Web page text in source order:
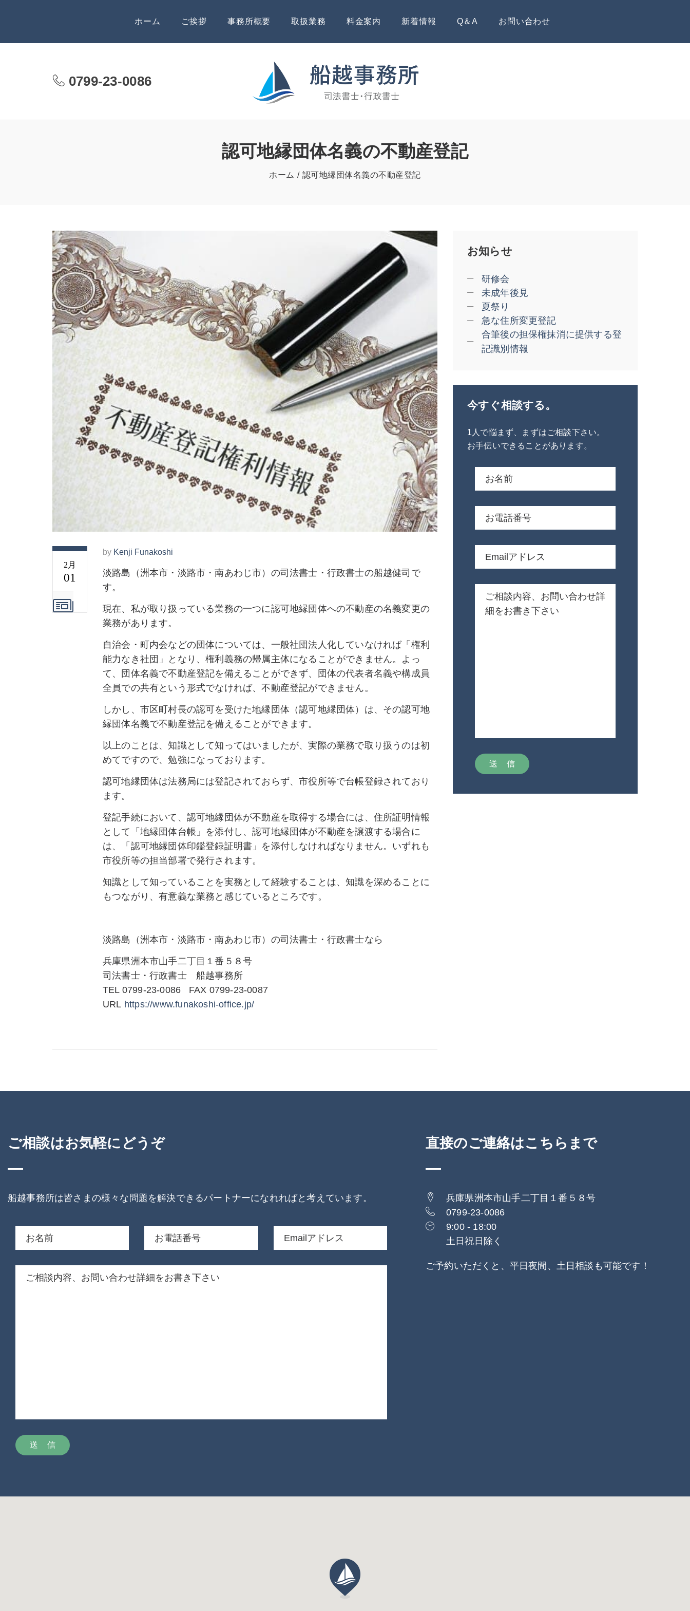
ホーム ご挨拶 事務所概要 取扱業務 料金案内 新着情報 Q＆A お問い合わせ
0799-23-0086
認可地縁団体名義の不動産登記
ホーム 認可地縁団体名義の不動産登記
2月
01
by Kenji Funakoshi
淡路島（洲本市・淡路市・南あわじ市）の司法書士・行政書士の船越健司で
す。
現在、私が取り扱っている業務の一つに認可地縁団体への不動産の名義変更の
業務があります。
自治会・町内会などの団体については、一般社団法人化していなければ「権利
能力なき社団」となり、権利義務の帰属主体になることができません。よっ
て、団体名義で不動産登記を備えることができず、団体の代表者名義や構成員
全員での共有という形式でなければ、不動産登記ができません。
しかし、市区町村長の認可を受けた地縁団体（認可地縁団体）は、その認可地
縁団体名義で不動産登記を備えることができます。
以上のことは、知識として知ってはいましたが、実際の業務で取り扱うのは初
めてですので、勉強になっております。
認可地縁団体は法務局には登記されておらず、市役所等で台帳登録されており
ます。
登記手続において、認可地縁団体が不動産を取得する場合には、住所証明情報
として「地縁団体台帳」を添付し、認可地縁団体が不動産を譲渡する場合に
は、「認可地縁団体印鑑登録証明書」を添付しなければなりません。いずれも
市役所等の担当部署で発行されます。
知識として知っていることを実務として経験することは、知識を深めることに
もつながり、有意義な業務と感じているところです。
淡路島（洲本市・淡路市・南あわじ市）の司法書士・行政書士なら
兵庫県洲本市山手二丁目１番５８号
司法書士・行政書士 船越事務所
TEL 0799-23-0086 FAX 0799-23-0087
URL https://www.funakoshi-office.jp/
お知らせ
研修会
未成年後見
夏祭り
急な住所変更登記
合筆後の担保権抹消に提供する登
記識別情報
今すぐ相談する。
1人で悩まず、まずはご相談下さい。
お手伝いできることがあります。
ご相談はお気軽にどうぞ
船越事務所は皆さまの様々な問題を解決できるパートナーになれればと考えています。
直接のご連絡はこちらまで
兵庫県洲本市山手二丁目１番５８号
0799-23-0086
9:00 - 18:00
土日祝日除く
ご予約いただくと、平日夜間、土日相談も可能です！